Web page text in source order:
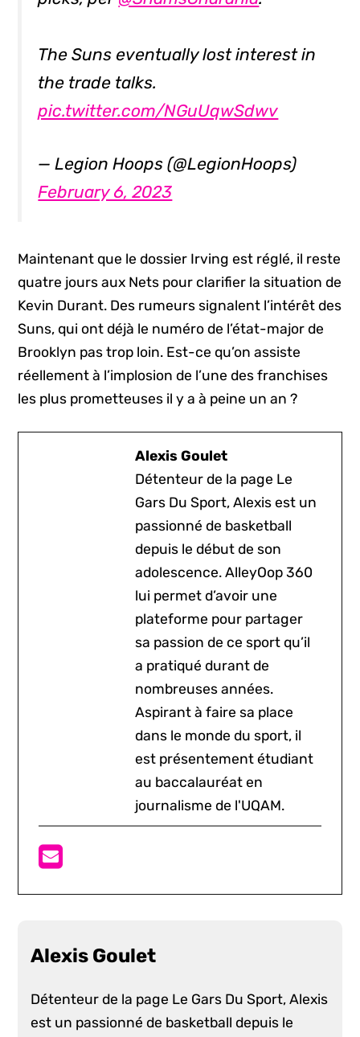
The Suns eventually lost interest in
the trade talks.
pic.twitter.com/NGuUqwSdwv
— Legion Hoops (@LegionHoops)
February 6, 2023
Maintenant que le dossier Irving est réglé, il reste
quatre jours aux Nets pour clarifier la situation de
Kevin Durant. Des rumeurs signalent l’intérêt des
Suns, qui ont déjà le numéro de l’état-major de
Brooklyn pas trop loin. Est-ce qu’on assiste
réellement à l’implosion de l’une des franchises
les plus prometteuses il y a à peine un an ?
Alexis Goulet
Détenteur de la page Le
Gars Du Sport, Alexis est un
passionné de basketball
depuis le début de son
adolescence. AlleyOop 360
lui permet d’avoir une
plateforme pour partager
sa passion de ce sport qu’il
a pratiqué durant de
nombreuses années.
Aspirant à faire sa place
dans le monde du sport, il
est présentement étudiant
au baccalauréat en
journalisme de l'UQAM.
Alexis Goulet
Détenteur de la page Le Gars Du Sport, Alexis
est un passionné de basketball depuis le